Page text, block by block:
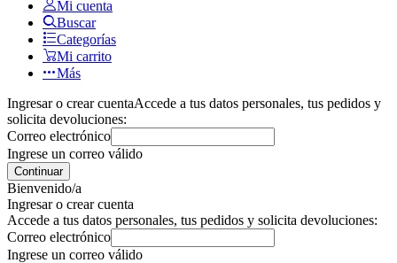
Mi cuenta
Buscar
Categorías
Mi carrito
Más
Ingresar o crear cuentaAccede a tus datos personales, tus pedidos y
solicita devoluciones:
Correo electrónico
Ingrese un correo válido
Continuar
Bienvenido/a
Ingresar o crear cuenta
Accede a tus datos personales, tus pedidos y solicita devoluciones:
Correo electrónico
Ingrese un correo válido